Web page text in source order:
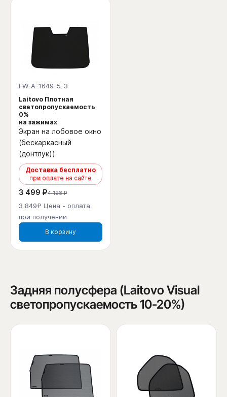
FW-A-1649-5-3
Laitovo Плотная
светопропускаемость
0%
на зажимах
Экран на лобовое окно
(бескаркасный
(донтлук))
Доставка бесплатно
при оплате на сайте
3 499 ₽4 198 ₽
3 849₽ Цена - оплата
при получении
В корзину
Задняя полусфера (Laitovo Visual
светопропускаемость 10-20%)